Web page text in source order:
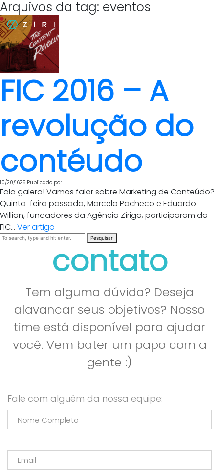
Arquivos da tag: eventos
FIC 2016 – A
revolução do
contéudo
10/20/1625 Publicado por
Fala galera! Vamos falar sobre Marketing de Conteúdo?
Quinta-feira passada, Marcelo Pacheco e Eduardo
Willian, fundadores da Agência Zíriga, participaram da
FIC... Ver artigo
Pesquisar
contato
Tem alguma dúvida? Deseja
alavancar seus objetivos? Nosso
time está disponível para ajudar
você. Vem bater um papo com a
gente :)
Fale com alguém da nossa equipe: